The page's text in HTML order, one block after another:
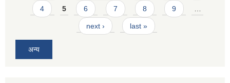
4 5 6 7 8 9
next › last »
अन्य